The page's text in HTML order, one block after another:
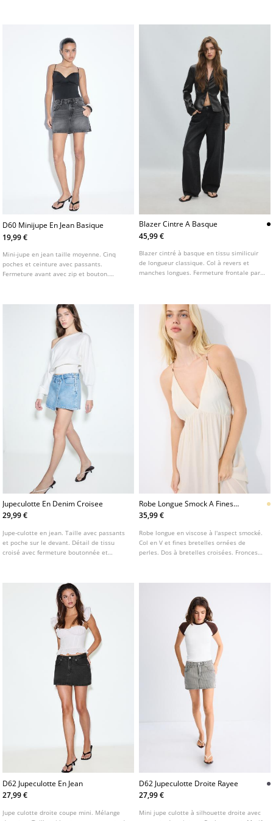
D60 Minijupe En Jean Basique
19,99 €
Mini-jupe en jean taille moyenne. Cinq
poches et ceinture avec passants.
Fermeture avant avec zip et bouton.
Blazer Cintre A Basque
45,99 €
Blazer cintré à basque en tissu similicuir
de longueur classique. Col à revers et
manches longues. Fermeture frontale par
Jupeculotte En Denim Croisee
29,99 €
Jupe-culotte en jean. Taille avec passants
et poche sur le devant. Détail de tissu
croisé avec fermeture boutonnée et
Robe Longue Smock A Fines
Bretelles
35,99 €
Robe longue en viscose à l'aspect smocké.
Col en V et fines bretelles ornées de
perles. Dos à bretelles croisées. Fronces
D62 Jupeculotte En Jean
27,99 €
Jupe culotte droite coupe mini. Mélange
D62 Jupeculotte Droite Rayee
27,99 €
Mini jupe culotte à silhouette droite avec